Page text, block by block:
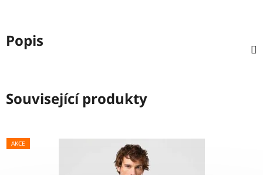
Popis
Související produkty
AKCE